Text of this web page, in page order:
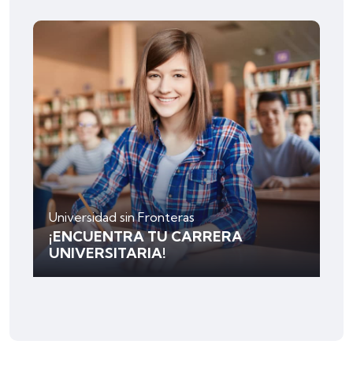
Universidad sin Fronteras
¡ENCUENTRA TU CARRERA
UNIVERSITARIA!